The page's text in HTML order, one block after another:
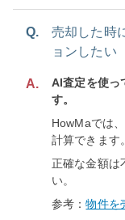
Q.
売却した時
ョンしたい
A.
AI査定を使っ
す。
HowMaでは
計算できます。
正確な金額は
い。
参考：物件を